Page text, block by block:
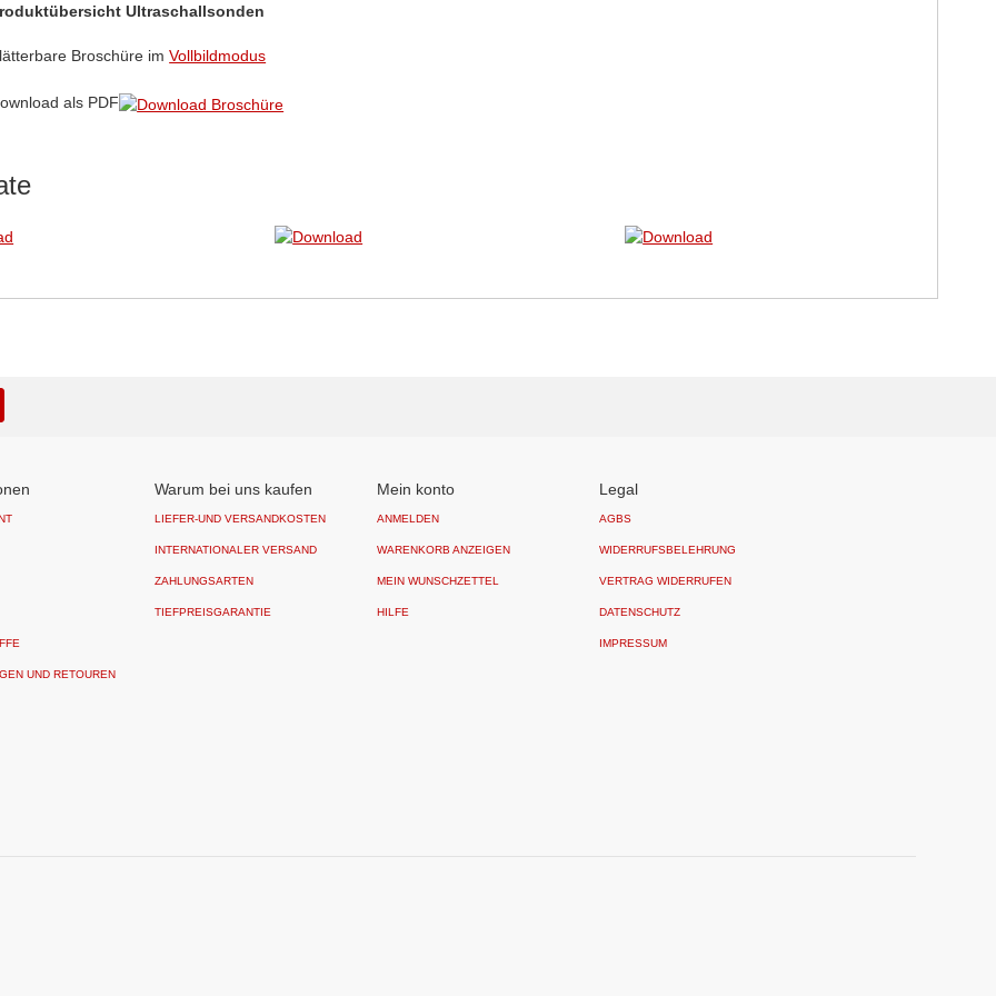
Ultraschallsonden
Broschüre imVollbildmodus
als PDF
UND RETOUREN
Warum bei uns kaufen
LIEFER-UND VERSANDKOSTEN
INTERNATIONALER VERSAND
ZAHLUNGSARTEN
TIEFPREISGARANTIE
Mein konto
ANMELDEN
WARENKORB ANZEIGEN
MEIN WUNSCHZETTEL
HILFE
Legal
AGBS
WIDERRUFSBELEHRUNG
VERTRAG WIDERRUFEN
DATENSCHUTZ
IMPRESSUM